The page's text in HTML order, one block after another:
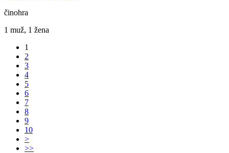
činohra
1 muž, 1 žena
1
2
3
4
5
6
7
8
9
10
>
>>